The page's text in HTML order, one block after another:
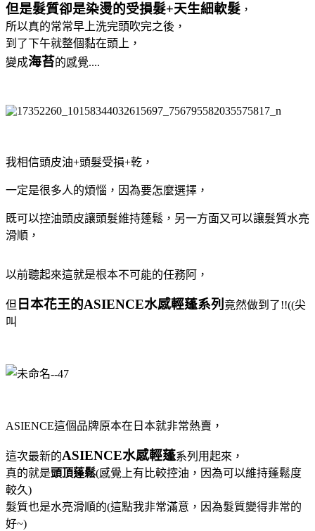
但是髮質卻是染燙的受損髮+天生細軟髮 ，
所以真的常常早上洗完頭吹完之後，
到了下午就整個黏在頭上，
變成海苔的感覺....
我相信頭皮油+頭髮受損+乾，
一定是很多人的煩惱，因為要怎麼選擇，
既可以控油頭皮讓頭髮維持蓬鬆，另一方面又可以讓髮質水亮
滑順，
以前聽起來這就是根本不可能的任務阿，
但 日本花王的ASIENCE水感輕蓬系列 竟然做到了!!((尖
叫
ASIENCE這個品牌原本在日本就非常熱賣，
這次最新的ASIENCE水感輕蓬系列用起來，
真的就是頭頂蓬鬆(感覺上有比較控油，因為可以維持蓬鬆度
較久)
髮質也是水亮滑順的(這點我非常滿意，因為髮質變得非常的
好~)